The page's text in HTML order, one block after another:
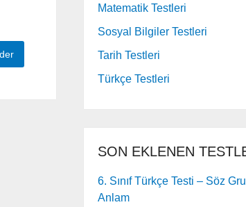
Matematik Testleri
Sosyal Bilgiler Testleri
Tarih Testleri
Türkçe Testleri
SON EKLENEN
6. Sınıf Türkçe Testi – Söz
Anlam